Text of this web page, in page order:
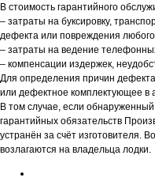
В стоимость гарантийного
– затраты на буксировку,
дефекта или повреждения
– затраты на ведение
– компенсации издержек,
Для определения причин
или дефектное комплектующее в
В том случае, если
гарантийных обязательств
устранён за счёт изготовителя.
возлагаются на владельца лодки.
ул. Четаева,
ул.